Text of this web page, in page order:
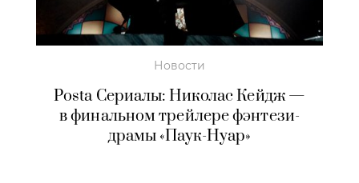
Новости
Posta Сериалы: Николас Кейдж —
в финальном трейлере фэнтези-
драмы «Паук-Нуар»